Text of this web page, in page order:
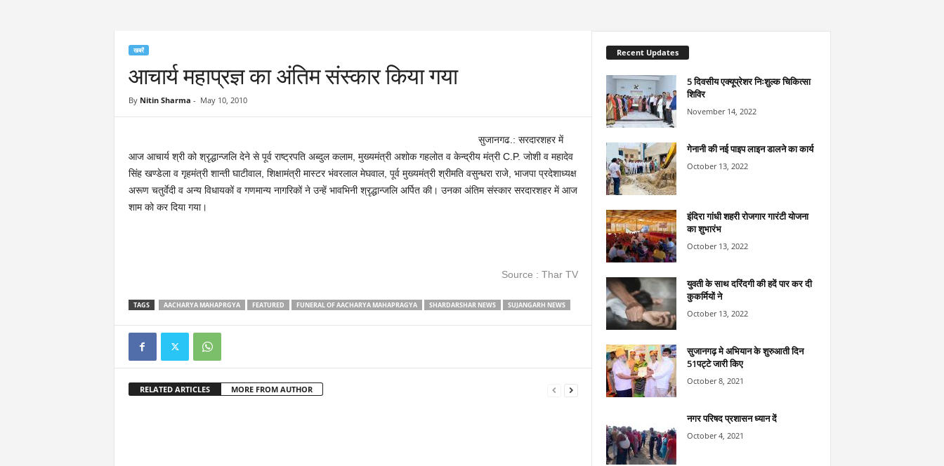
खबरें
आचार्य महाप्रज्ञ का अंतिम संस्कार किया गया
By Nitin Sharma - May 10, 2010
सुजानगढ.: सरदारशहर में
आज आचार्य श्री को श्रृद्धान्जलि देने से पूर्व राष्ट्रपति अब्दुल कलाम, मुख्यमंत्री अशोक गहलोत व केन्द्रीय मंत्री C.P. जोशी व महादेव
सिंह खण्डेला व गृहमंत्री शान्ती घाटीवाल, शिक्षामंत्री मास्टर भंवरलाल मेघवाल, पूर्व मुख्यमंत्री श्रीमति वसुन्धरा राजे, भाजपा प्रदेशाध्यक्ष
अरूण चतुर्वेदी व अन्य विधायकों व गणमान्य नागरिकों ने उन्हें भावभिनी श्रृद्धान्जलि अर्पित की। उनका अंतिम संस्कार सरदारशहर में आज
शाम को कर दिया गया।
Source : Thar TV
TAGS AACHARYA MAHAPRGYA FEATURED FUNERAL OF AACHARYA MAHAPRAGYA SHARDARSHAR NEWS SUJANGARH NEWS
RELATED ARTICLES MORE FROM AUTHOR
Recent Updates
5 दिवसीय एक्यूप्रेशर निःशुल्क चिकित्सा
शिविर
November 14, 2022
गेनानी की नई पाइप लाइन डालने का कार्य
October 13, 2022
इंदिरा गांधी शहरी रोजगार गारंटी योजना
का शुभारंभ
October 13, 2022
युवती के साथ दरिंदगी की हदें पार कर दी
कुकर्मियों ने
October 13, 2022
सुजानगढ़ मे अभियान के शुरुआती दिन
51पट्टे जारी किए
October 8, 2021
नगर परिषद प्रशासन ध्यान दें
October 4, 2021